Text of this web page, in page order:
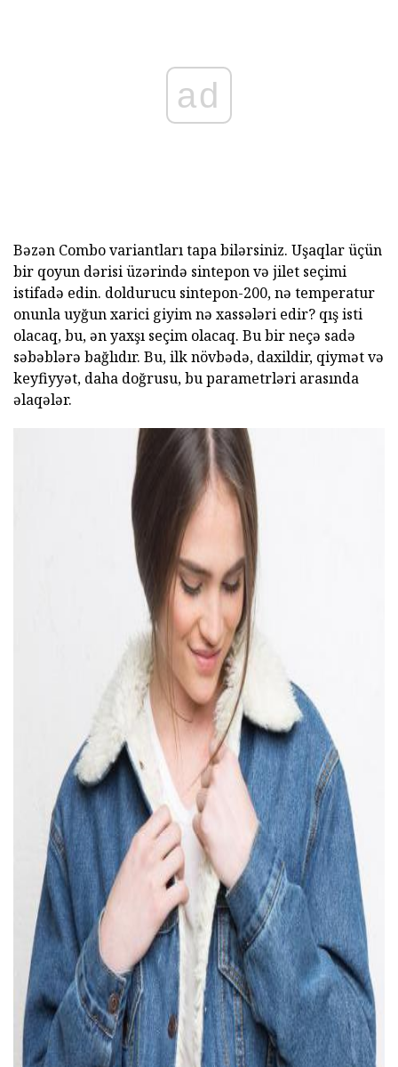
ad
Bəzən Combo variantları tapa bilərsiniz. Uşaqlar üçün
bir qoyun dərisi üzərində sintepon və jilet seçimi
istifadə edin. doldurucu sintepon-200, nə temperatur
onunla uyğun xarici giyim nə xassələri edir? qış isti
olacaq, bu, ən yaxşı seçim olacaq. Bu bir neçə sadə
səbəblərə bağlıdır. Bu, ilk növbədə, daxildir, qiymət və
keyfiyyət, daha doğrusu, bu parametrləri arasında
əlaqələr.